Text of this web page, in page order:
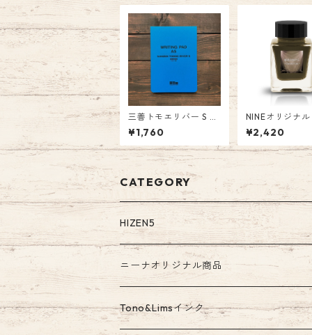
三善トモエリバー S W
RITING PAD A5
¥1,760
NINEオリジナ
番:NI-025
コラボインク「
かけら」 オリ
ナル Glass
¥2,420
CATEGORY
HIZEN5
ニーナオリジナル商品
ガラスペン
Tono&Limsインク